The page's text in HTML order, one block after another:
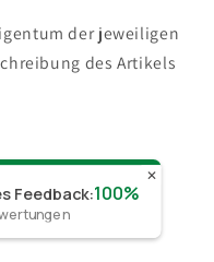
der jeweiligen
des Artikels
✕
Feedback:100%